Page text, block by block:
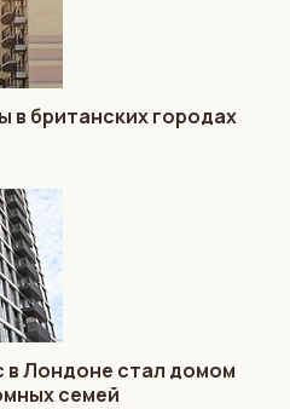
в британских городах
в Лондоне стал домом
семей